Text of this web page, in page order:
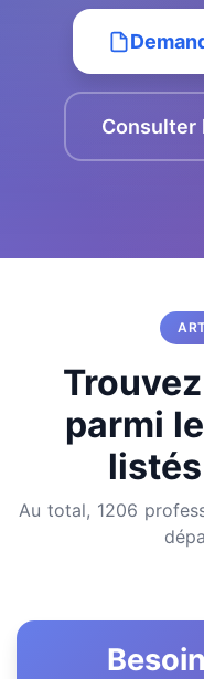
Consulter
parmi
Au total, 1206